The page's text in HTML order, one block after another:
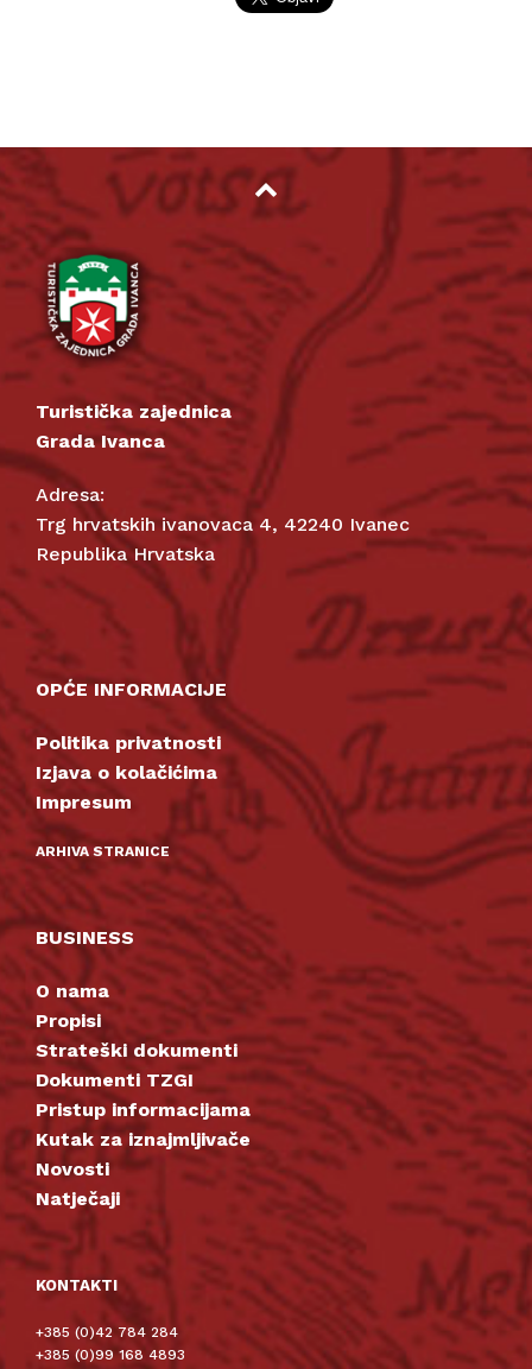
Turistička zajednica
Grada Ivanca
Adresa:
Trg hrvatskih ivanovaca 4, 42240 Ivanec
Republika Hrvatska
OPĆE INFORMACIJE
Politika privatnosti
Izjava o kolačićima
Impresum
ARHIVA STRANICE
BUSINESS
O nama
Propisi
Strateški dokumenti
Dokumenti TZGI
Pristup informacijama
Kutak za iznajmljivače
Novosti
Natječaji
KONTAKTI
+385 (0)42 784 284
+385 (0)99 168 4893